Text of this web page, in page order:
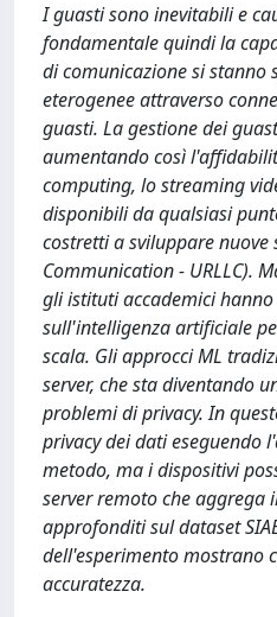
I guasti sono inevitabili e
fondamentale quindi la
di comunicazione si
eterogenee attraverso
guasti. La gestione dei
aumentando così
computing, lo streaming
disponibili da qualsiasi
costretti a sviluppare
Communication - URLLC).
gli istituti accademici
sull'intelligenza artificiale
scala. Gli approcci ML
server, che sta diventando
problemi di privacy. In
privacy dei dati eseguendo
metodo, ma i dispositivi
server remoto che aggrega
approfonditi sul dataset
dell'esperimento mostrano
accuratezza.